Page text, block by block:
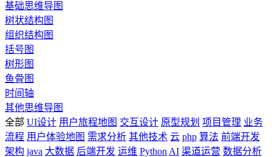
基础思维导图
树状结构图
组织结构图
括号图
树形图
鱼骨图
时间轴
其他思维导图
全部 UI设计 用户旅程地图 交互设计 原型规划 项目管理 业务
流程 用户体验地图 需求分析 其他技术 云 php 算法 前端开发
架构 java 大数据 后端开发 运维 Python AI 渠道运营 数据分析